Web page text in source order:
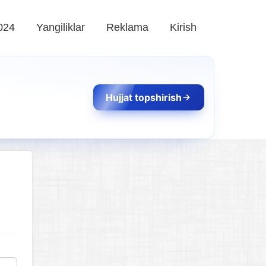
Yangiliklar Reklama Kirish
Hujjat topshirish